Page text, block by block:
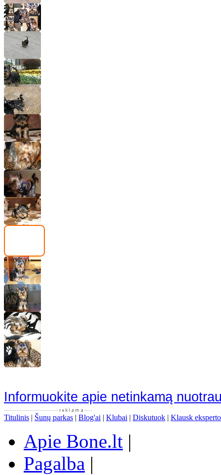
Informuokite apie netinkamą
Titulinis | Šunų parkas | Blog'ai | Klubai | Diskutuok | Klausk eksperto
Apie Bone.lt |
Pagalba |